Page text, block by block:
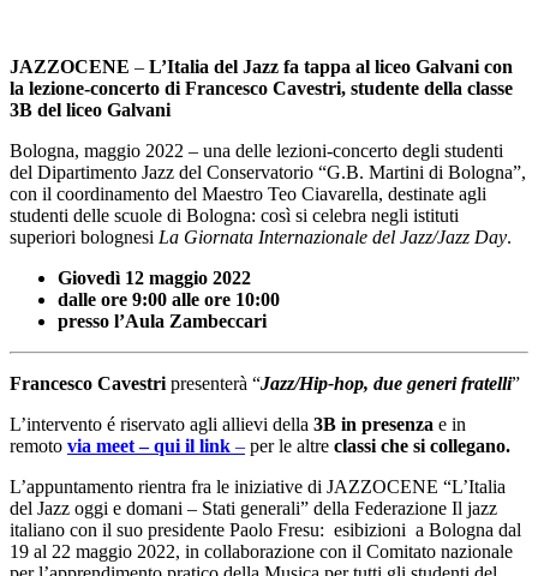
JAZZOCENE – L’Italia del Jazz fa tappa al liceo Galvani con
la lezione-concerto di Francesco Cavestri, studente della classe
3B del liceo Galvani
Bologna, maggio 2022 – una delle lezioni-concerto degli studenti
del Dipartimento Jazz del Conservatorio “G.B. Martini di Bologna”,
con il coordinamento del Maestro Teo Ciavarella, destinate agli
studenti delle scuole di Bologna: così si celebra negli istituti
superiori bolognesi La Giornata Internazionale del Jazz/Jazz Day.
Giovedì 12 maggio 2022
dalle ore 9:00 alle ore 10:00
presso l’Aula Zambeccari
Francesco Cavestri presenterà “Jazz/Hip-hop, due generi fratelli”
L’intervento é riservato agli allievi della 3B in presenza e in
remoto via meet – qui il link – per le altre classi che si collegano.
L’appuntamento rientra fra le iniziative di JAZZOCENE “L’Italia
del Jazz oggi e domani – Stati generali” della Federazione Il jazz
italiano con il suo presidente Paolo Fresu: esibizioni a Bologna dal
19 al 22 maggio 2022, in collaborazione con il Comitato nazionale